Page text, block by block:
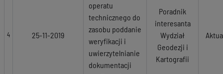
4 25-11-2019
operatu
technicznego do
zasobu poddanie
weryfikacji i
uwierzytelnianie
dokumentacji
Poradnik
interesanta
Wydział
Geodezji i
Kartografii